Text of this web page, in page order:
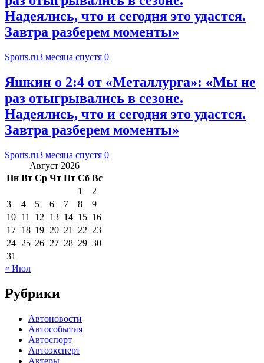
Надеялись, что и сегодня это удастся.
Завтра разберем моменты»
Sports.ru3 месяца спустя 0
Яшкин о 2:4 от «Металлурга»: «Мы не
раз отыгрывались в сезоне.
Надеялись, что и сегодня это удастся.
Завтра разберем моменты»
Sports.ru3 месяца спустя 0
Август 2026
Пн Вт Ср Чт Пт Сб Вс
1
2
3
4 5 6 7 8
9
10 11 12 13 14 15 16
17 18 19 20 21 22 23
24 25 26 27 28 29 30
31
« Июл
Рубрики
Автоновости
Автособытия
Автоспорт
Автоэксперт
Актеры